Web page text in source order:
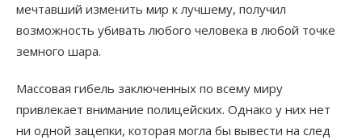
мечтавший изменить мир к лучшему, получил
возможность убивать любого человека в любой точке
земного шара.
Массовая гибель заключенных по всему миру
привлекает внимание полицейских. Однако у них нет
ни одной зацепки, которая могла бы вывести на след